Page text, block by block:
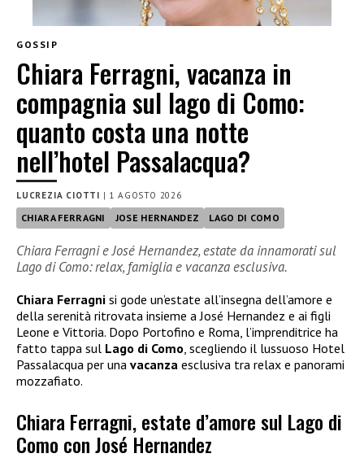
GOSSIP
Chiara Ferragni, vacanza in
compagnia sul lago di Como:
quanto costa una notte
nell’hotel Passalacqua?
LUCREZIA CIOTTI | 1 AGOSTO 2026
CHIARA FERRAGNI JOSE HERNANDEZ LAGO DI COMO
Chiara Ferragni e José Hernandez, estate da innamorati sul
Lago di Como: relax, famiglia e vacanza esclusiva.
Chiara Ferragni si gode un’estate all’insegna dell’amore e
della serenità ritrovata insieme a José Hernandez e ai figli
Leone e Vittoria. Dopo Portofino e Roma, l’imprenditrice ha
fatto tappa sul Lago di Como , scegliendo il lussuoso Hotel
Passalacqua per una vacanza esclusiva tra relax e panorami
mozzafiato.
Chiara Ferragni, estate d’amore sul Lago di
Como con José Hernandez